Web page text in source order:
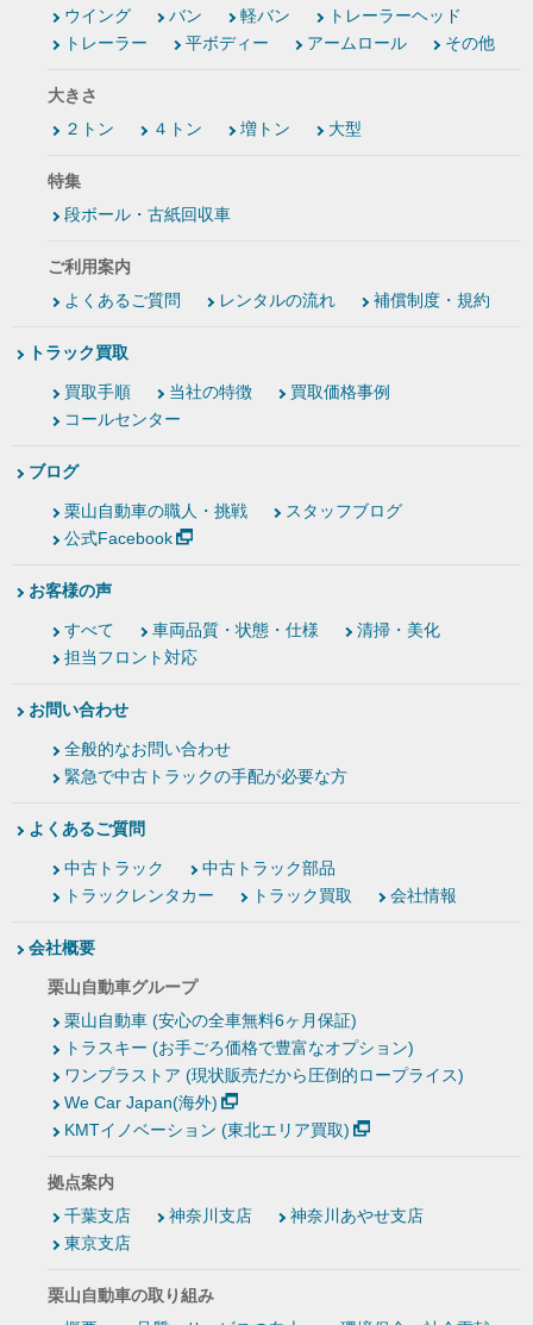
ウイング
バン 軽バン
トレーラーヘッド
トレーラー
平ボディー アームロール その他
大きさ
２トン
４トン 増トン 大型
特集
段ボール・古紙回収車
ご利用案内
よくあるご質問
レンタルの流れ 補償制度・規約
トラック買取
買取手順 当社の特徴
買取価格事例
コールセンター
ブログ
栗山自動車の職人・挑戦
スタッフブログ
公式Facebook
お客様の声
すべて 車両品質・状態・仕様
清掃・美化
担当フロント対応
お問い合わせ
全般的なお問い合わせ
緊急で中古トラックの手配が必要な方
よくあるご質問
中古トラック
中古トラック部品
トラックレンタカー
トラック買取 会社情報
会社概要
栗山自動車グループ
栗山自動車 (安心の全車無料6ヶ月保証)
トラスキー (お手ごろ価格で豊富なオプション)
ワンプラストア (現状販売だから圧倒的ロープライス)
We Car Japan(海外)
KMTイノベーション (東北エリア買取)
拠点案内
千葉支店
神奈川支店
神奈川あやせ支店
東京支店
栗山自動車の取り組み